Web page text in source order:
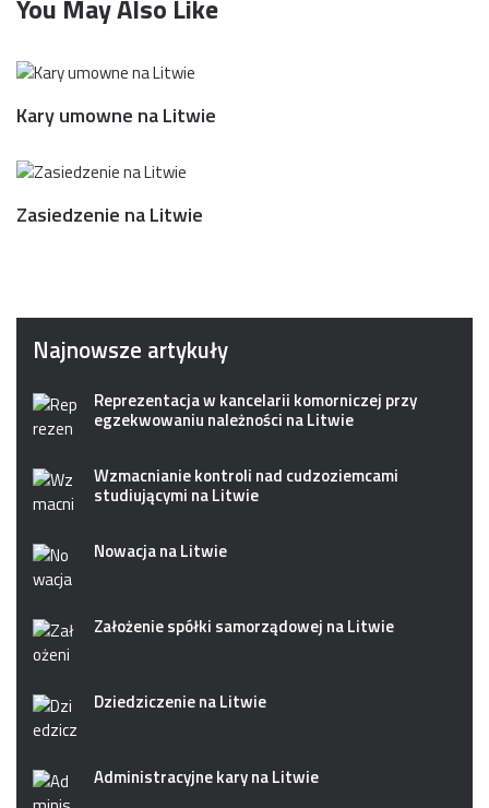
You May Also Like
Kary umowne na Litwie
Zasiedzenie na Litwie
Najnowsze artykuły
Reprezentacja w kancelarii komorniczej przy
egzekwowaniu należności na Litwie
Wzmacnianie kontroli nad cudzoziemcami
studiującymi na Litwie
Nowacja na Litwie
Założenie spółki samorządowej na Litwie
Dziedziczenie na Litwie
Administracyjne kary na Litwie